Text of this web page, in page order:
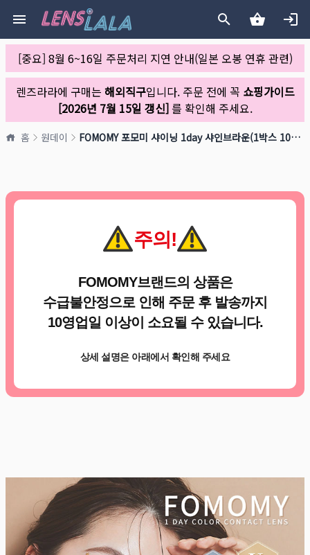
[중요] 8월 6~16일 주문처리 지연 안내(일본 오봉 연휴 관련)
렌즈라라에 구매는 해외직구입니다. 주문 전에 꼭 쇼핑가이드
[2026년 7월 15일 갱신]를 확인해 주세요.
홈 원데이 FOMOMY 포모미 샤이닝 1day 샤인브라운(1박스 10개들이)
주의!
FOMOMY브랜드의 상품은
수급불안정으로 인해 주문 후 발송까지
10영업일 이상이 소요될 수 있습니다.
상세 설명은 아래에서 확인해 주세요